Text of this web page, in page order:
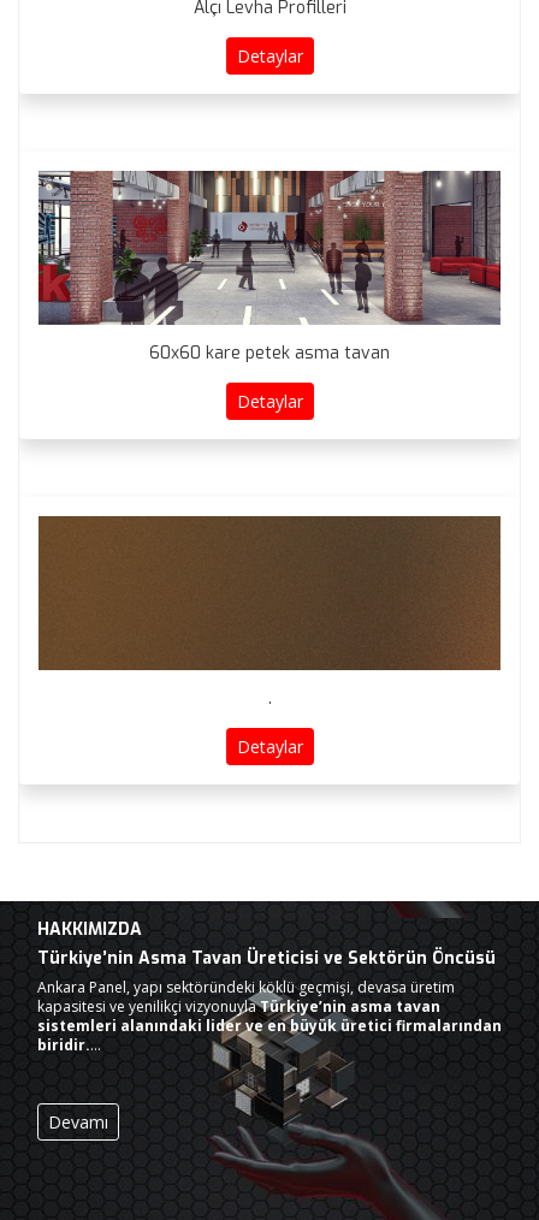
Alçı Levha Profilleri
Detaylar
60x60 kare petek asma tavan
Detaylar
.
Detaylar
HAKKIMIZDA
Türkiye’nin Asma Tavan Üreticisi ve Sektörün Öncüsü
Ankara Panel, yapı sektöründeki köklü geçmişi, devasa üretim
kapasitesi ve yenilikçi vizyonuylaTürkiye’nin asma tavan
sistemleri alanındaki lider ve en büyük üretici firmalarından
biridir.…
Devamı